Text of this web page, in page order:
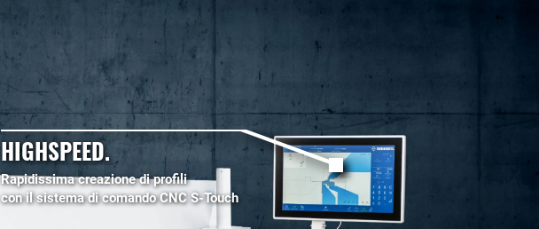
HIGHSPEED.
Rapidissima creazione di profili
con il sistema di comando CNC S-Touch